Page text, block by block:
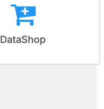
DataShop